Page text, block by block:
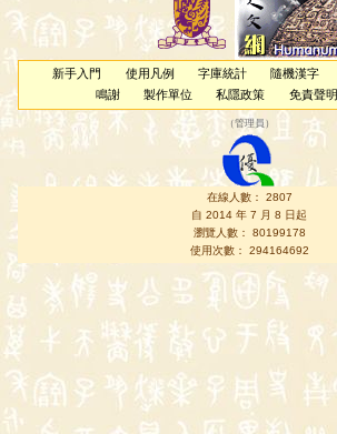
新手入門 使用凡例 字庫統計 隨機漢字
鳴謝
製作單位 私隱政策 免責聲明
（管理員 ）
在線人數： 2807
自 2014 年 7 月 8 日起
瀏覽人數： 80199178
使用次數： 294164692